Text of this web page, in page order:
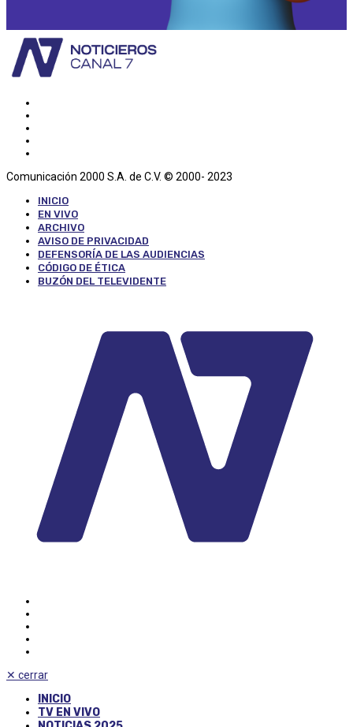
Comunicación 2000 S.A. de C.V. © 2000- 2023
INICIO
EN VIVO
ARCHIVO
AVISO DE PRIVACIDAD
DEFENSORÍA DE LAS AUDIENCIAS
CÓDIGO DE ÉTICA
BUZÓN DEL TELEVIDENTE
✕ cerrar
INICIO
TV EN VIVO